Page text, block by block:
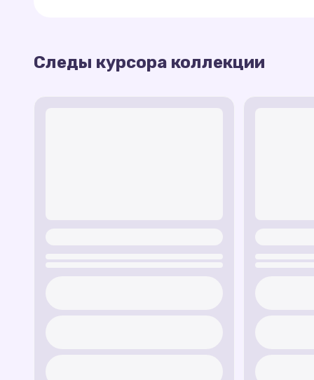
Следы Зумы— следы, вдохновленные
Эта коллекция дарит радость и помогает
вместе с «Щенячьим патрулем».
Следы курсора коллекции